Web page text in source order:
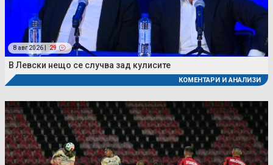
8 авг 2026 | 29
В Левски нещо се случва зад кулисите
КОМЕНТАРИ И АНАЛИЗИ